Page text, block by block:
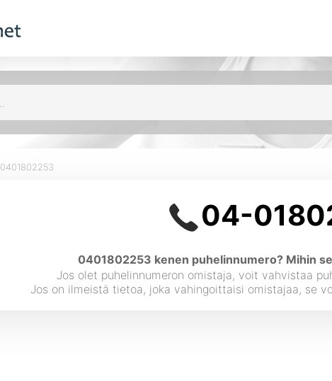
0401802253
04-
0401802253 kenen puhelinnumero? Mihin
Jos olet puhelinnumeron omistaja, voit vahvistaa
Jos on ilmeistä tietoa, joka vahingoittaisi omistajaa, se